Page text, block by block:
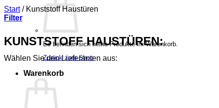
Es befinden sich keine Produkte im Warenkorb.
Zurück zum Shop
Warenkorb
Start /Kunststoff Haustüren
Filter
KUNSTSTOFFHAUSTÜREN:
Wählen Sie den Lieferanten aus: